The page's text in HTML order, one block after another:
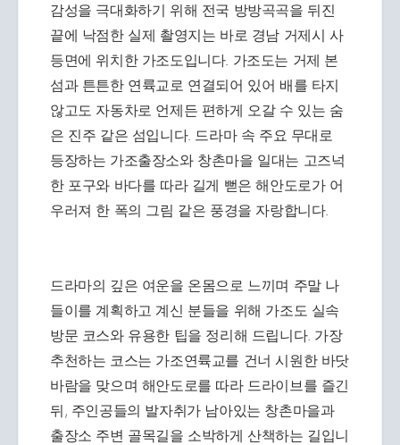
감성을 극대화하기 위해 전국 방방곡곡을 뒤진
끝에 낙점한 실제 촬영지는 바로 경남 거제시 사
등면에 위치한 가조도입니다. 가조도는 거제 본
섬과 튼튼한 연륙교로 연결되어 있어 배를 타지
않고도 자동차로 언제든 편하게 오갈 수 있는 숨
은 진주 같은 섬입니다. 드라마 속 주요 무대로
등장하는 가조출장소와 창촌마을 일대는 고즈넉
한 포구와 바다를 따라 길게 뻗은 해안도로가 어
우러져 한 폭의 그림 같은 풍경을 자랑합니다.
드라마의 깊은 여운을 온몸으로 느끼며 주말 나
들이를 계획하고 계신 분들을 위해 가조도 실속
방문 코스와 유용한 팁을 정리해 드립니다. 가장
추천하는 코스는 가조연륙교를 건너 시원한 바닷
바람을 맞으며 해안도로를 따라 드라이브를 즐긴
뒤, 주인공들의 발자취가 남아있는 창촌마을과
출장소 주변 골목길을 소박하게 산책하는 길입니